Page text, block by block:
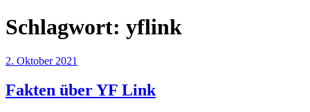
Schlagwort: yflink
Veröffentlicht
2. Oktober 2021
Fakten über YF Link